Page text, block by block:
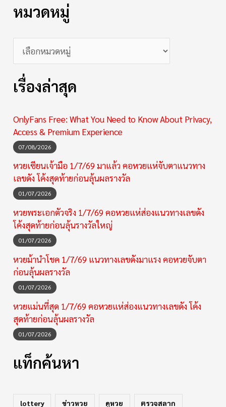
หมวดหมู่
เรื่องล่าสุด
OnlyFans Free: What You Need to Know About Privacy,
Access & Premium Experience
07/08/2026
หวยเซียนเจ้ามือ 1/7/69 มาแล้ว คอหวยแห่จับตาแนวทาง
เลขดัง โค้งสุดท้ายก่อนลุ้นผลรางวัล
01/07/2026
หวยพระเอกตัวจริง 1/7/69 คอหวยแห่ส่องแนวทางเลขดัง
โค้งสุดท้ายก่อนลุ้นรางวัลใหญ่
01/07/2026
หวยม้านำโชค 1/7/69 แนวทางเลขดังมาแรง คอหวยจับตา
ก่อนลุ้นผลรางวัล
01/07/2026
หวยแม่นที่สุด 1/7/69 คอหวยแห่ส่องแนวทางเลขดัง โค้ง
สุดท้ายก่อนลุ้นผลรางวัล
01/07/2026
แท็กค้นหา
lottery ข่าวหวย ดูหวย ตรวจสลาก